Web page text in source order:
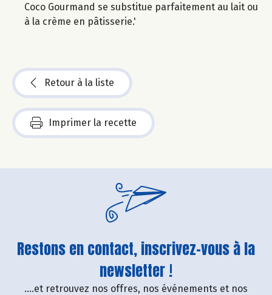
Coco Gourmand se substitue parfaitement au lait ou
à la crème en pâtisserie.'
Retour à la liste
Imprimer la recette
Restons en contact, inscrivez-vous à la
newsletter !
....et retrouvez nos offres, nos événements et nos